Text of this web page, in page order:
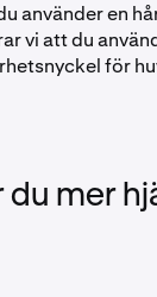
ange din
använder en
vi att du
för
du mer